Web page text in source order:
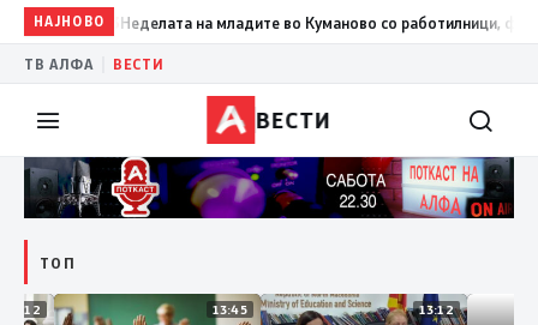
НАЈНОВО
14:33Неделата на младите во Куманово со работилници, филмски
ТВ АЛФА ВЕСТИ
ВЕСТИ
ТОП
14:12 13:45 13:12